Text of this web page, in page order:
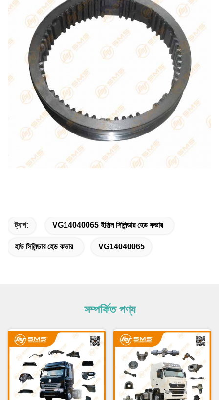
ট্যাগ: VG14040065 ইঞ্জিন সিলিন্ডার হেড কভার
হাউ সিলিন্ডার হেড কভার VG14040065
সম্পর্কিত পণ্য